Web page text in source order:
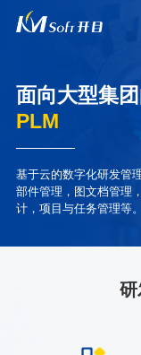
面向大型集
PLM
基于云的数字化研发管
部件管理，图文档管理
计，项目与任务管理等。
研